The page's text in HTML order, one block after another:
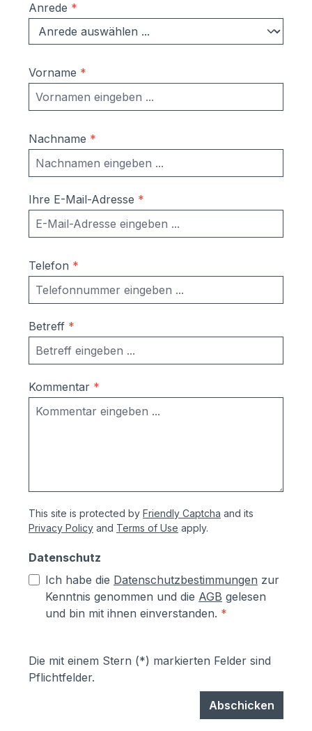
Anrede *
Vorname *
Nachname *
Ihre E-Mail-Adresse *
Telefon *
Betreff *
Kommentar *
This site is protected by Friendly Captcha and its
Privacy Policy and Terms of Use apply.
Datenschutz
Ich habe die Datenschutzbestimmungen zur
Kenntnis genommen und die AGB gelesen
und bin mit ihnen einverstanden. *
Die mit einem Stern (*) markierten Felder sind
Pflichtfelder.
Abschicken